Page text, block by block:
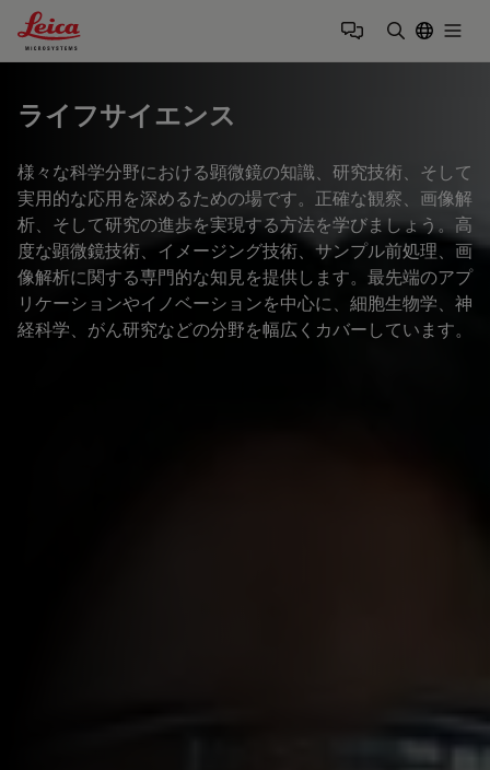
Leica Microsystems Logo
ライフサイエンス
様々な科学分野における顕微鏡の知識、研究技術、そして
実用的な応用を深めるための場です。正確な観察、画像解
析、そして研究の進歩を実現する方法を学びましょう。高
度な顕微鏡技術、イメージング技術、サンプル前処理、画
像解析に関する専門的な知見を提供します。最先端のアプ
リケーションやイノベーションを中心に、細胞生物学、神
経科学、がん研究などの分野を幅広くカバーしています。